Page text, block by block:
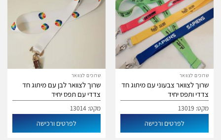
שרוכים לצוואר
שרוך לצוואר צבעוני עם מיתוג חד
צדדי ותפס יחיד
מקט: 13019
לפרטים ורכישה
שרוכים לצוואר
שרוך לצוואר לבן עם מיתוג חד
צדדי עם תפס יחיד
מקט: 13014
לפרטים ורכישה